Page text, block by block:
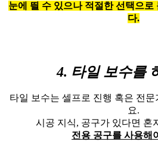
눈에 띌 수 있으나 적절한 선택으로
다.
4. 타일 보수를
타일 보수는 셀프로 진행 혹은 전문
요.
시공 지식, 공구가 있다면 혼
전용 공구를 사용해